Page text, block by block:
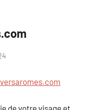
de votre visage et